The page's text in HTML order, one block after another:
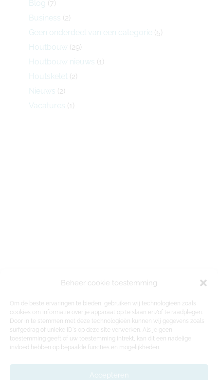
Beheer cookie toestemming
Om de beste ervaringen te bieden, gebruiken wij technologieën zoals
cookies om informatie over je apparaat op te slaan en/of te raadplegen.
Door in te stemmen met deze technologieën kunnen wij gegevens zoals
surfgedrag of unieke ID's op deze site verwerken. Als je geen
toestemming geeft of uw toestemming intrekt, kan dit een nadelige
invloed hebben op bepaalde functies en mogelijkheden.
Accepteren
Blog (7)
Business (2)
Geen onderdeel van een categorie (5)
Houtbouw (29)
Houtbouw nieuws (1)
Houtskelet (2)
Nieuws (2)
Vacatures (1)